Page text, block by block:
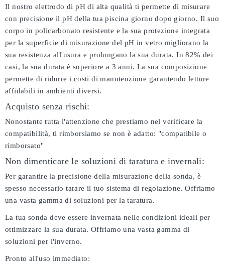
Il nostro elettrodo di pH di alta qualità ti permette di misurare
con precisione il pH della tua piscina giorno dopo giorno. Il suo
corpo in policarbonato resistente e la sua protezione integrata
per la superficie di misurazione del pH in vetro migliorano la
sua resistenza all'usura e prolungano la sua durata. In 82% dei
casi, la sua durata è superiore a 3 anni. La sua composizione
permette di ridurre i costi di manutenzione garantendo letture
affidabili in ambienti diversi.
Acquisto senza rischi:
Nonostante tutta l'attenzione che prestiamo nel verificare la
compatibilità, ti rimborsiamo se non è adatto: "compatibile o
rimborsato"
Non dimenticare le soluzioni di taratura e invernali:
Per garantire la precisione della misurazione della sonda, è
spesso necessario tarare il tuo sistema di regolazione. Offriamo
una vasta gamma di soluzioni per la taratura.
La tua sonda deve essere invernata nelle condizioni ideali per
ottimizzare la sua durata. Offriamo una vasta gamma di
soluzioni per l'inverno.
Pronto all'uso immediato: